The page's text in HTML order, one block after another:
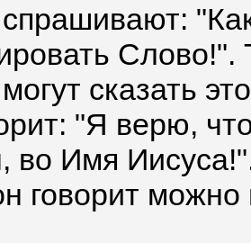
Слово!".
сказать
"Я верю,
во Имя
говорит